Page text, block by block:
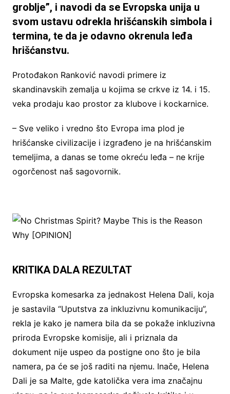
groblje”, i navodi da se Evropska unija u
svom ustavu odrekla hrišćanskih simbola i
termina, te da je odavno okrenula leđa
hrišćanstvu.
Protođakon Ranković navodi primere iz
skandinavskih zemalja u kojima se crkve iz 14. i 15.
veka prodaju kao prostor za klubove i kockarnice.
– Sve veliko i vredno što Evropa ima plod je
hrišćanske civilizacije i izgrađeno je na hrišćanskim
temeljima, a danas se tome okreću leđa – ne krije
ogorčenost naš sagovornik.
KRITIKA DALA REZULTAT
Evropska komesarka za jednakost Helena Dali, koja
je sastavila “Uputstva za inkluzivnu komunikaciju”,
rekla je kako je namera bila da se pokaže inkluzivna
priroda Evropske komisije, ali i priznala da
dokument nije uspeo da postigne ono što je bila
namera, pa će se još raditi na njemu. Inače, Helena
Dali je sa Malte, gde katolička vera ima značajnu